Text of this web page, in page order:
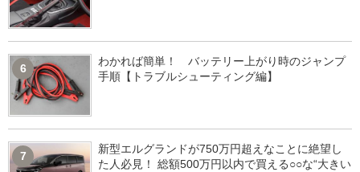
6
わかれば簡単！ バッテリー上がり時のジャンプ
手順【トラブルシューティング編】
7
新型エルグランドが750万円超えなことに絶望し
た人必見！ 総額500万円以内で買える○○な“大きい